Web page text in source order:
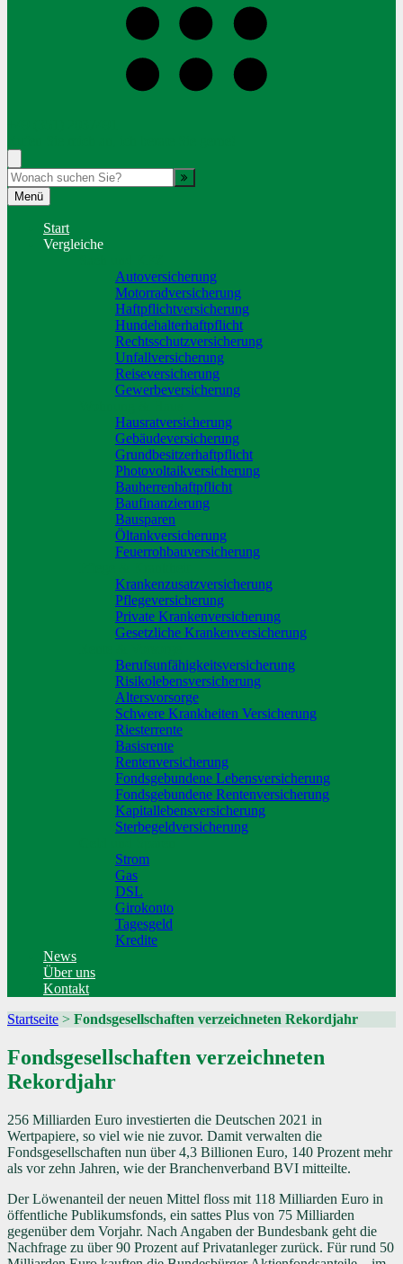
Menü
Start
Vergleiche
Autoversicherung
Motorradversicherung
Haftpflichtversicherung
Hundehalterhaftpflicht
Rechtsschutzversicherung
Unfallversicherung
Reiseversicherung
Gewerbeversicherung
Hausratversicherung
Gebäudeversicherung
Grundbesitzerhaftpflicht
Photovoltaikversicherung
Bauherrenhaftpflicht
Baufinanzierung
Bausparen
Öltankversicherung
Feuerrohbauversicherung
Krankenzusatzversicherung
Pflegeversicherung
Private Krankenversicherung
Gesetzliche Krankenversicherung
Berufs­unfähigkeitsversicherung
Risikolebensversicherung
Altersvorsorge
Schwere Krankheiten Versicherung
Riesterrente
Basisrente
Rentenversicherung
Fondsgebundene Lebensversicherung
Fondsgebundene Rentenversicherung
Kapitallebensversicherung
Sterbegeldversicherung
Strom
Gas
DSL
Girokonto
Tagesgeld
Kredite
News
Über uns
Kontakt
Startseite > Fondsgesellschaften verzeichneten Rekordjahr
Fondsgesellschaften verzeichneten
Rekordjahr
256 Milliarden Euro investierten die Deutschen 2021 in
Wertpapiere, so viel wie nie zuvor. Damit verwalten die
Fondsgesellschaften nun über 4,3 Billionen Euro, 140 Prozent mehr
als vor zehn Jahren, wie der Branchenverband BVI mitteilte.
Der Löwenanteil der neuen Mittel floss mit 118 Milliarden Euro in
öffentliche Publikumsfonds, ein sattes Plus von 75 Milliarden
gegenüber dem Vorjahr. Nach Angaben der Bundesbank geht die
Nachfrage zu über 90 Prozent auf Privatanleger zurück. Für rund 50